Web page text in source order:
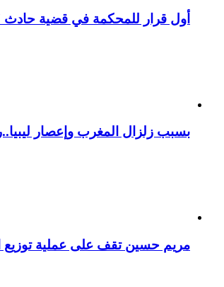
أول قرار للمحكمة في قضية حادث
بسبب زلزال المغرب وإعصار
مريم حسين تقف على عملية توزيع